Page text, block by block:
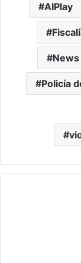
AIPlay
News
Policía